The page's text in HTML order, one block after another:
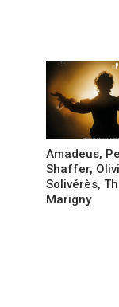
Amadeus,
Shaffer,
Solivérès,
Marigny